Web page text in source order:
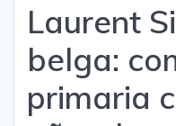
Laurent
belga:
primaria